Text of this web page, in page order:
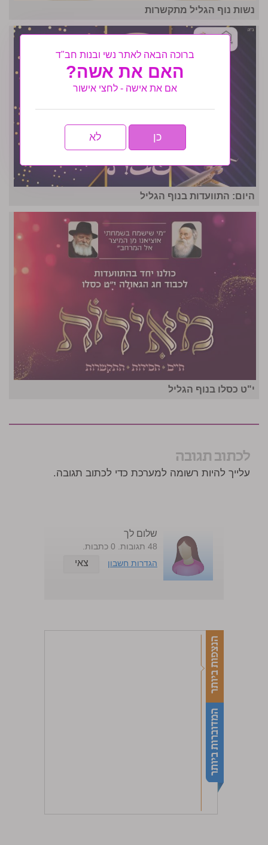
נשות נוף הגליל מתקשרות
היום: התוועדות בנוף הגליל
י"ט כסלו בנוף הגליל
לכתוב תגובה
עלייך להיות רשומה למערכת כדי לכתוב תגובה.
שלום לך
48 תגובות. 0 כתבות.
הגדרות חשבון
צאי
ברוכה הבאה לאתר נשי ובנות חב"ד
האם את אשה?
אם את אישה - לחצי אישור
כן לא